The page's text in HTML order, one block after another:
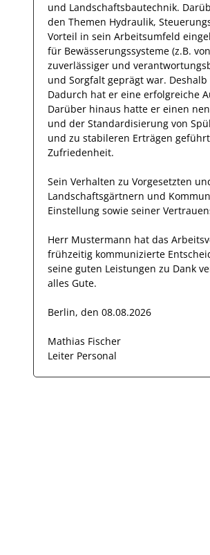
und Landschaftsbautechnik.
den Themen Hydraulik,
Vorteil in sein Arbeitsumfeld
für Bewässerungssysteme (z.B.
zuverlässiger und
und Sorgfalt geprägt war. Deshalb
Dadurch hat er eine erfolgreiche
Darüber hinaus hatte er einen
und der Standardisierung von
und zu stabileren Erträgen
Zufriedenheit.
Sein Verhalten zu Vorgesetzten
Landschaftsgärtnern und
Einstellung sowie seiner
Herr Mustermann hat das
frühzeitig kommunizierte
seine guten Leistungen zu Dank
alles Gute.
Berlin, den 08.08.2026
Mathias Fischer
Leiter Personal